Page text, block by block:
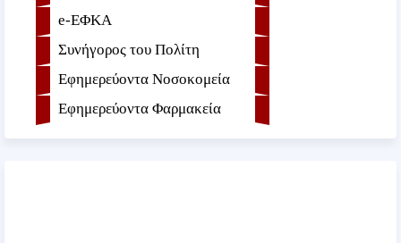
e-ΕΦKA
Συνήγορος του Πολίτη
Εφημερεύοντα Νοσοκομεία
Εφημερεύοντα Φαρμακεία